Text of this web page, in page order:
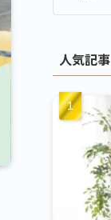
人気記事